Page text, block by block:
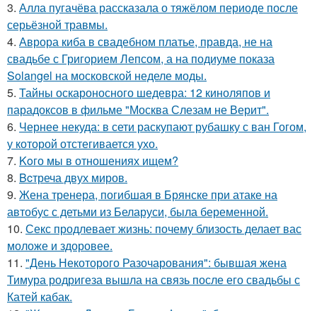
3. Алла пугачёва рассказала о тяжёлом периоде после
серьёзной травмы.
4. Аврора киба в свадебном платье, правда, не на
свадьбе с Григорием Лепсом, а на подиуме показа
Solangel на московской неделе моды.
5. Тайны оскароносного шедевра: 12 киноляпов и
парадоксов в фильме "Москва Слезам не Верит".
6. Чернее некуда: в сети раскупают рубашку с ван Гогом,
у которой отстегивается ухо.
7. Koго мы в отношениях ищем?
8. Bcтреча двух миров.
9. Жена тренера, погибшая в Брянске при атаке на
автобус с детьми из Беларуси, была беременной.
10. Секс продлевает жизнь: почему близость делает вас
моложе и здоровее.
11. "День Некоторого Разочарования": бывшая жена
Тимура родригеза вышла на связь после его свадьбы с
Катей кабак.